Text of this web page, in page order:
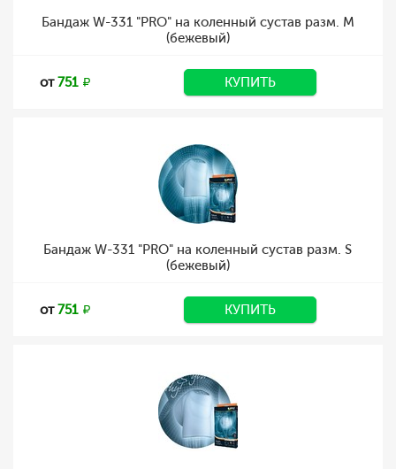
Бандаж W-331 "PRO" на коленный сустав разм. M
(бежевый)
от751 КУПИТЬ
Бандаж W-331 "PRO" на коленный сустав разм. S
(бежевый)
от751 КУПИТЬ